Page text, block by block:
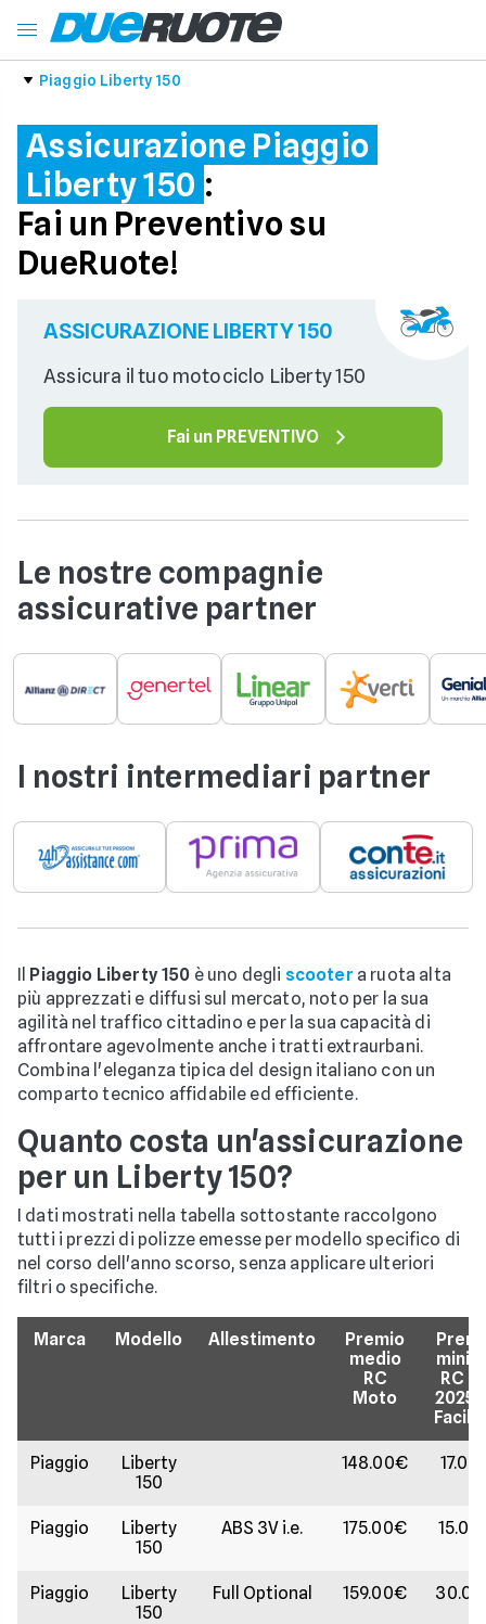
Piaggio Liberty 150
Assicurazione Piaggio
Liberty 150 :
Fai un Preventivo su
DueRuote!
ASSICURAZIONE LIBERTY 150
Assicura il tuo motociclo Liberty 150
Fai un PREVENTIVO
Le nostre compagnie
assicurative partner
I nostri intermediari partner
Il Piaggio Liberty 150 è uno degli scooter a ruota alta
più apprezzati e diffusi sul mercato, noto per la sua
agilità nel traffico cittadino e per la sua capacità di
affrontare agevolmente anche i tratti extraurbani.
Combina l'eleganza tipica del design italiano con un
comparto tecnico affidabile ed efficiente.
Quanto costa un'assicurazione
per un Liberty 150?
I dati mostrati nella tabella sottostante raccolgono
tutti i prezzi di polizze emesse per modello specifico di
nel corso dell'anno scorso, senza applicare ulteriori
filtri o specifiche.
Marca Modello Allestimento
Premio
medio
RC
Moto
RC
2025
Piaggio
Liberty
150
148.00€
Piaggio
Liberty
150
ABS 3V i.e. 175.00€
Piaggio
Liberty
150
Full Optional 159.00€